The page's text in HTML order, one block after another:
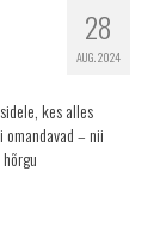
28
AUG. 2024
kes alles
– nii